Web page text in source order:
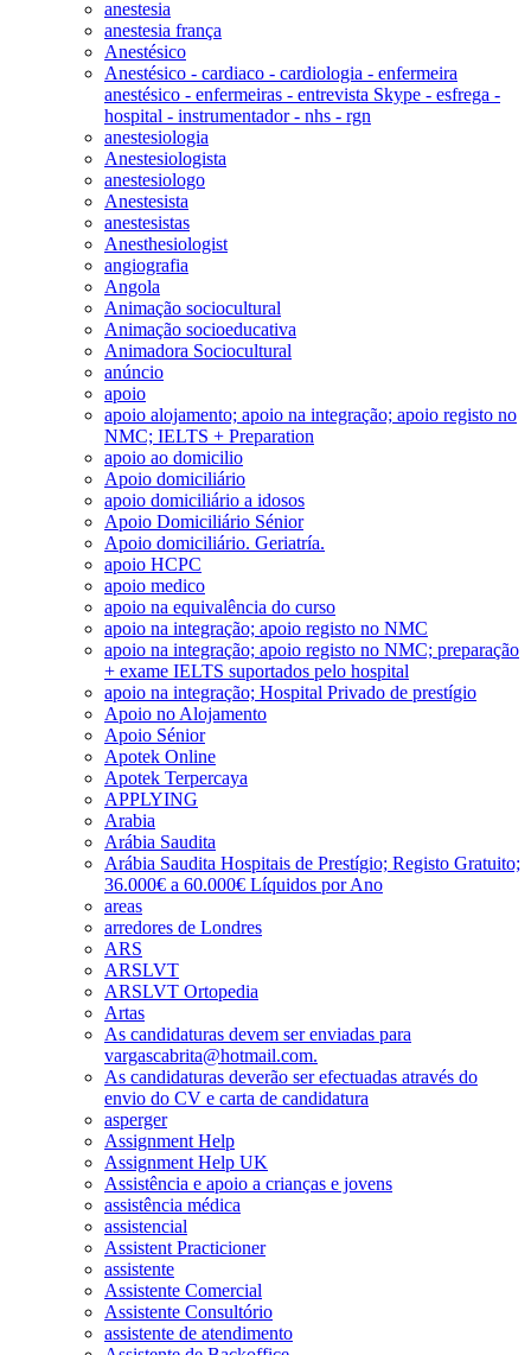
anestesia
anestesia frança
Anestésico
Anestésico - cardiaco - cardiologia - enfermeira
anestésico - enfermeiras - entrevista Skype - esfrega -
hospital - instrumentador - nhs - rgn
anestesiologia
Anestesiologista
anestesiologo
Anestesista
anestesistas
Anesthesiologist
angiografia
Angola
Animação sociocultural
Animação socioeducativa
Animadora Sociocultural
anúncio
apoio
apoio alojamento; apoio na integração; apoio registo no
NMC; IELTS + Preparation
apoio ao domicilio
Apoio domiciliário
apoio domiciliário a idosos
Apoio Domiciliário Sénior
Apoio domiciliário. Geriatría.
apoio HCPC
apoio medico
apoio na equivalência do curso
apoio na integração; apoio registo no NMC
apoio na integração; apoio registo no NMC; preparação
+ exame IELTS suportados pelo hospital
apoio na integração; Hospital Privado de prestígio
Apoio no Alojamento
Apoio Sénior
Apotek Online
Apotek Terpercaya
APPLYING
Arabia
Arábia Saudita
Arábia Saudita Hospitais de Prestígio; Registo Gratuito;
36.000€ a 60.000€ Líquidos por Ano
areas
arredores de Londres
ARS
ARSLVT
ARSLVT Ortopedia
Artas
As candidaturas devem ser enviadas para
vargascabrita@hotmail.com.
As candidaturas deverão ser efectuadas através do
envio do CV e carta de candidatura
asperger
Assignment Help
Assignment Help UK
Assistência e apoio a crianças e jovens
assistência médica
assistencial
Assistent Practicioner
assistente
Assistente Comercial
Assistente Consultório
assistente de atendimento